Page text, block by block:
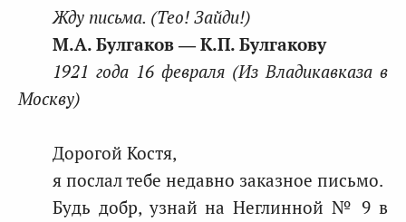
Жду письма. (Тео! Зайди!)
М.А. Булгаков ― К.П. Булгакову
1921 года 16 февраля (Из Владикавказа в
Москву)
Дорогой Костя,
я послал тебе недавно заказное письмо.
Будь добр, узнай на Неглинной № 9 в